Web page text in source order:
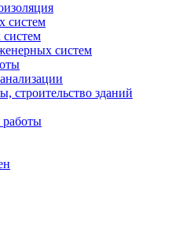
систем
систем
строительство зданий